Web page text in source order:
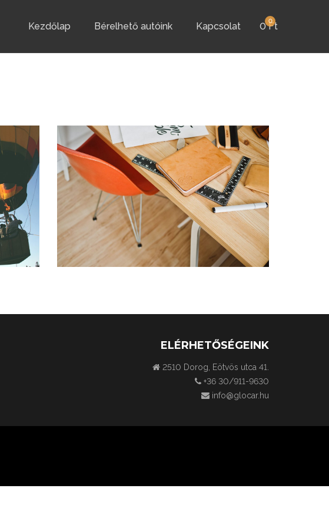
Kezdőlap Bérelhető autóink Kapcsolat 0
0Ft
DESIGN
ELÉRHETŐSÉGEINK
2510 Dorog, Eötvös utca 41.
+36 30/911-9630
info@glocar.hu